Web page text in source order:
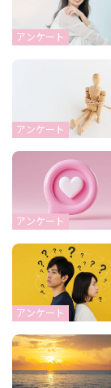
アンケート
アンケート
アンケート
アンケート